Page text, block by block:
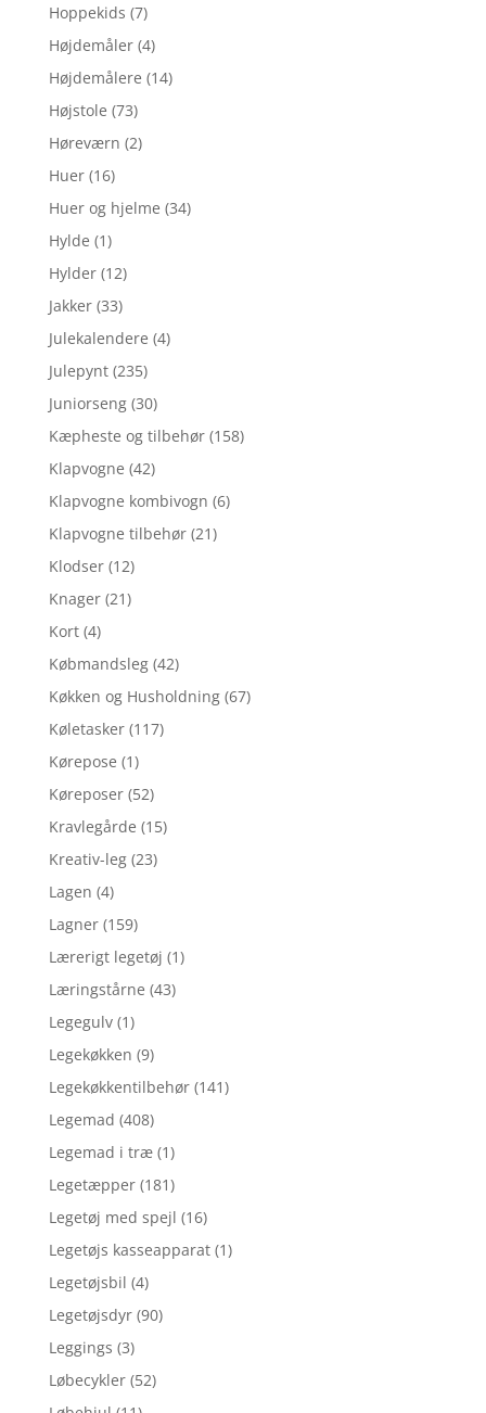
Hoppekids (7)
Højdemåler (4)
Højdemålere (14)
Højstole (73)
Høreværn (2)
Huer (16)
Huer og hjelme (34)
Hylde (1)
Hylder (12)
Jakker (33)
Julekalendere (4)
Julepynt (235)
Juniorseng (30)
Kæpheste og tilbehør (158)
Klapvogne (42)
Klapvogne kombivogn (6)
Klapvogne tilbehør (21)
Klodser (12)
Knager (21)
Kort (4)
Købmandsleg (42)
Køkken og Husholdning (67)
Køletasker (117)
Kørepose (1)
Køreposer (52)
Kravlegårde (15)
Kreativ-leg (23)
Lagen (4)
Lagner (159)
Lærerigt legetøj (1)
Læringstårne (43)
Legegulv (1)
Legekøkken (9)
Legekøkkentilbehør (141)
Legemad (408)
Legemad i træ (1)
Legetæpper (181)
Legetøj med spejl (16)
Legetøjs kasseapparat (1)
Legetøjsbil (4)
Legetøjsdyr (90)
Leggings (3)
Løbecykler (52)